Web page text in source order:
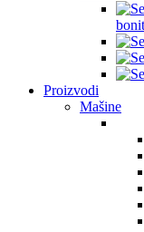
Proizvodi
Mašine